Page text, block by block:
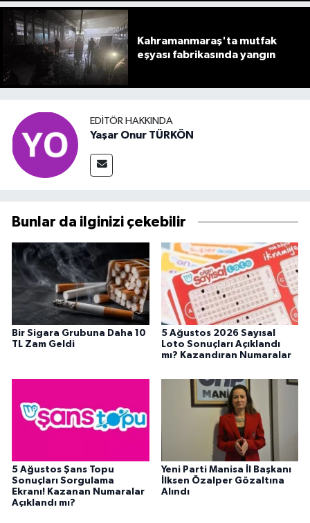
Kahramanmaraş'ta mutfak
eşyası fabrikasında yangın
EDITÖR HAKKINDA
Yaşar Onur TÜRKÖN
Bunlar da ilginizi çekebilir
Bir Sigara Grubuna Daha 10
TL Zam Geldi
5 Ağustos 2026 Sayısal
Loto Sonuçları Açıklandı
mı? Kazandıran Numaralar
5 Ağustos Şans Topu
Sonuçları Sorgulama
Ekranı! Kazanan Numaralar
Açıklandı mı?
Yeni Parti Manisa İl Başkanı
İlksen Özalper Gözaltına
Alındı